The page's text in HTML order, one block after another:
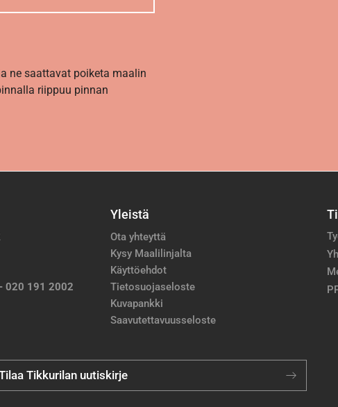
ne saattavat poiketa maalin
riippuu pinnan
020 191 2002
Yleistä
Ota yhteyttä
Kysy Maalilinjalta
Käyttöehdot
Tietosuojaseloste
Kuvapankki
Saavutettavuusseloste
Tikkurilan uutiskirje